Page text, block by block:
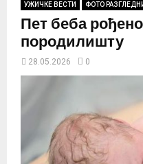
УЖИЧКЕ ВЕСТИ ФОТО
Пет беба
породилишту
28.05.2026 0